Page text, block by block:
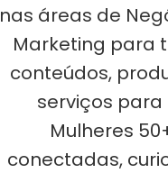
nas áreas de
Marketing para
conteúdos,
serviços para
Mulheres
conectadas,